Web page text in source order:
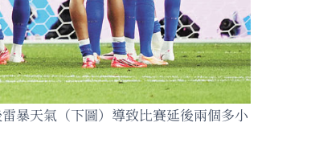
暴天氣（下圖）導致比賽延後兩個多小